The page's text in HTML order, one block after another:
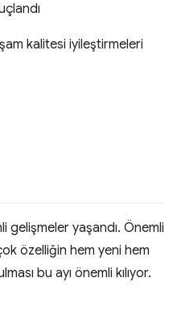
kalitesi iyileştirmeleri
gelişmeler yaşandı. Önemli
özelliğin hem yeni hem
bu ayı önemli kılıyor.